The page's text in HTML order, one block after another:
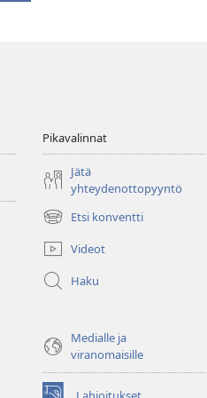
Pikavalinnat
Jätä
yhteydenottopyyntö
Etsi konventti
(avaa
uuden
ikkunan)
Videot
Haku
Medialle ja
viranomaisille